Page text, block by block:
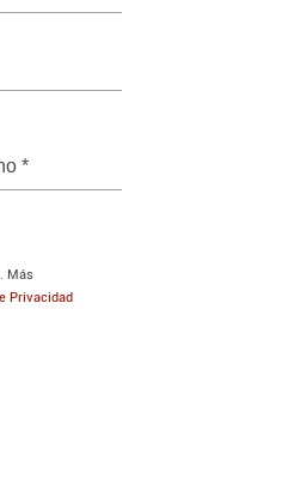
*
Más
Privacidad